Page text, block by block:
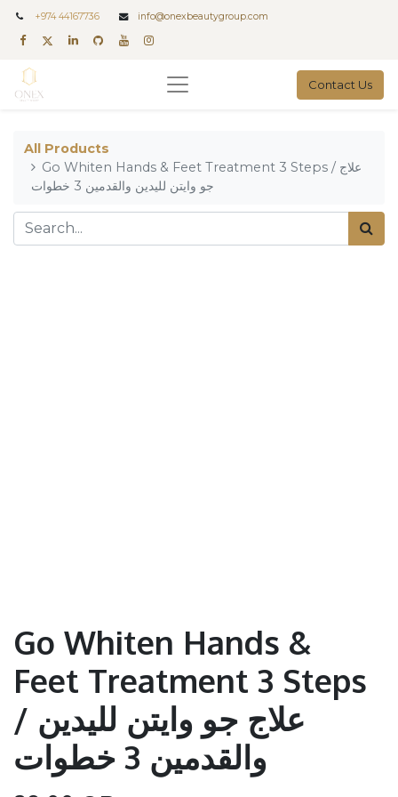
+974 44167736 info@onexbeautygroup.com
Contact Us
All Products
Go Whiten Hands & Feet Treatment 3 Steps / علاج
جو وايتن لليدين والقدمين 3 خطوات
Go Whiten Hands &
Feet Treatment 3 Steps
/ علاج جو وايتن لليدين
والقدمين 3 خطوات